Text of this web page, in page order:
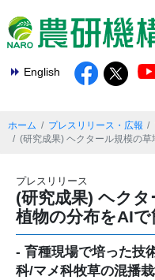
English
ホーム プレスリリース・広報
(研究成果) ヘクタール規模の
プレスリリース
(研究成果) ヘク
植物の分布をAI
- 育種現場で培った技
科/マメ科牧草の混播